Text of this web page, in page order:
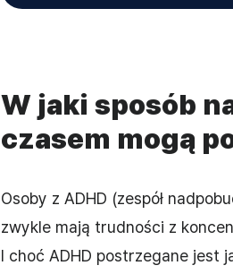
W jaki sposób
czasem mogą
Osoby z ADHD (zespół
zwykle mają trudności z
I choć ADHD postrzegane jest